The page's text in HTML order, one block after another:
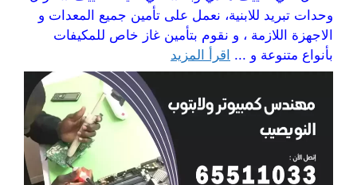
وحدات تبريد للابنية، نعمل على تأمين جميع المعدات و
الاجهزة اللازمة ، و نقوم بتأمين غاز خاص للمكيفات
بأنواع متنوعة و ... اقرأ المزيد